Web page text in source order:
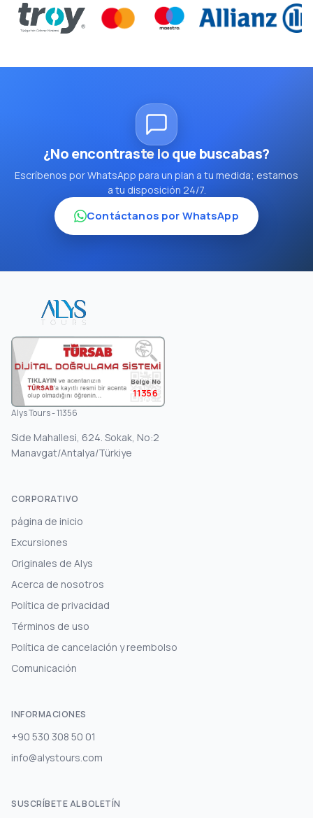
¿No encontraste lo que buscabas?
Escríbenos por WhatsApp para un plan a tu medida; estamos
a tu disposición 24/7.
Contáctanos por WhatsApp
11356
Alys Tours - 11356
Side Mahallesi, 624. Sokak, No:2
Manavgat/Antalya/Türkiye
CORPORATIVO
página de inicio
Excursiones
Originales de Alys
Acerca de nosotros
Política de privacidad
Términos de uso
Política de cancelación y reembolso
Comunicación
INFORMACIONES
+90 530 308 50 01
info@alystours.com
SUSCRÍBETE AL BOLETÍN